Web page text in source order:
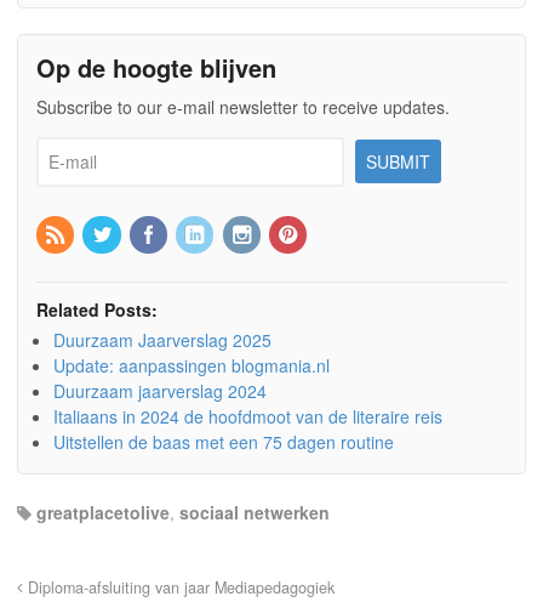
Op de hoogte blijven
Subscribe to our e-mail newsletter to receive updates.
Related Posts:
Duurzaam Jaarverslag 2025
Update: aanpassingen blogmania.nl
Duurzaam jaarverslag 2024
Italiaans in 2024 de hoofdmoot van de literaire reis
Uitstellen de baas met een 75 dagen routine
greatplacetolive, sociaal netwerken
Diploma-afsluiting van jaar Mediapedagogiek